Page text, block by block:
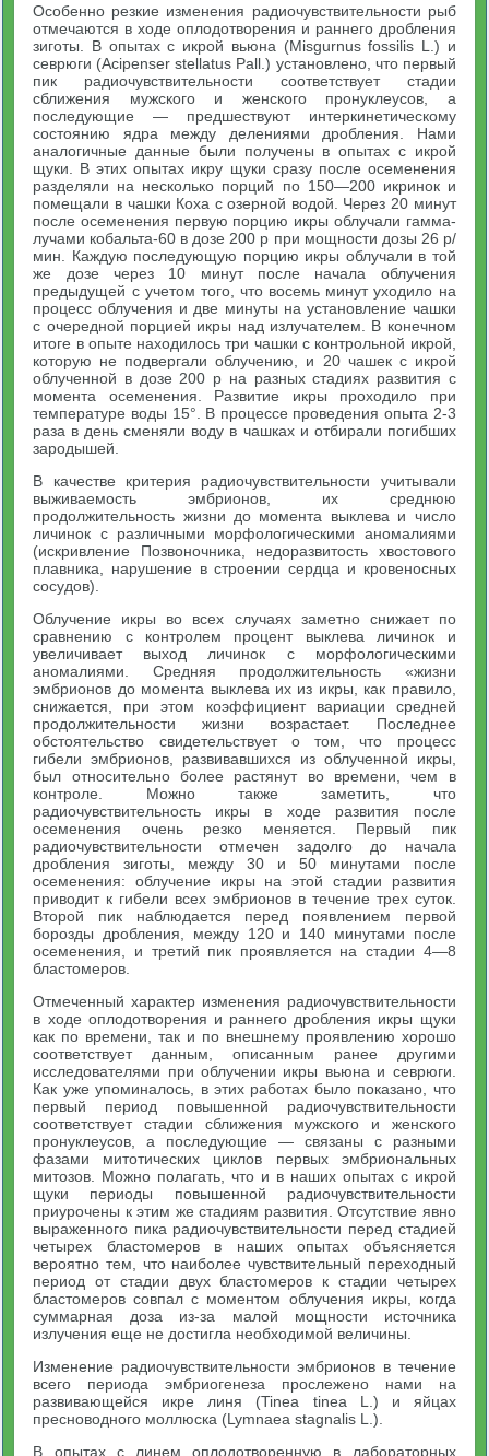
Особенно резкие изменения радиочувствительности рыб
отмечаются в ходе оплодотворения и раннего дробления
зиготы. В опытах с икрой вьюна (Misgurnus fossilis L.) и
севрюги (Acipenser stellatus Pall.) установлено, что первый
пик радиочувствительности соответствует стадии
сближения мужского и женского пронуклеусов, а
последующие — предшествуют интеркинетическому
состоянию ядра между делениями дробления. Нами
аналогичные данные были получены в опытах с икрой
щуки. В этих опытах икру щуки сразу после осеменения
разделяли на несколько порций по 150—200 икринок и
помещали в чашки Коха с озерной водой. Через 20 минут
после осеменения первую порцию икры облучали гамма-
лучами кобальта-60 в дозе 200 р при мощности дозы 26 р/
мин. Каждую последующую порцию икры облучали в той
же дозе через 10 минут после начала облучения
предыдущей с учетом того, что восемь минут уходило на
процесс облучения и две минуты на установление чашки
с очередной порцией икры над излучателем. В конечном
итоге в опыте находилось три чашки с контрольной икрой,
которую не подвергали облучению, и 20 чашек с икрой
облученной в дозе 200 р на разных стадиях развития с
момента осеменения. Развитие икры проходило при
температуре воды 15°. В процессе проведения опыта 2-3
раза в день сменяли воду в чашках и отбирали погибших
зародышей.
В качестве критерия радиочувствительности учитывали
выживаемость эмбрионов, их среднюю
продолжительность жизни до момента выклева и число
личинок с различными морфологическими аномалиями
(искривление Позвоночника, недоразвитость хвостового
плавника, нарушение в строении сердца и кровеносных
сосудов).
Облучение икры во всех случаях заметно снижает по
сравнению с контролем процент выклева личинок и
увеличивает выход личинок с морфологическими
аномалиями. Средняя продолжительность «жизни
эмбрионов до момента выклева их из икры, как правило,
снижается, при этом коэффициент вариации средней
продолжительности жизни возрастает. Последнее
обстоятельство свидетельствует о том, что процесс
гибели эмбрионов, развивавшихся из облученной икры,
был относительно более растянут во времени, чем в
контроле. Можно также заметить, что
радиочувствительность икры в ходе развития после
осеменения очень резко меняется. Первый пик
радиочувствительности отмечен задолго до начала
дробления зиготы, между 30 и 50 минутами после
осеменения: облучение икры на этой стадии развития
приводит к гибели всех эмбрионов в течение трех суток.
Второй пик наблюдается перед появлением первой
борозды дробления, между 120 и 140 минутами после
осеменения, и третий пик проявляется на стадии 4—8
бластомеров.
Отмеченный характер изменения радиочувствительности
в ходе оплодотворения и раннего дробления икры щуки
как по времени, так и по внешнему проявлению хорошо
соответствует данным, описанным ранее другими
исследователями при облучении икры вьюна и севрюги.
Как уже упоминалось, в этих работах было показано, что
первый период повышенной радиочувствительности
соответствует стадии сближения мужского и женского
пронуклеусов, а последующие — связаны с разными
фазами митотических циклов первых эмбриональных
митозов. Можно полагать, что и в наших опытах с икрой
щуки периоды повышенной радиочувствительности
приурочены к этим же стадиям развития. Отсутствие явно
выраженного пика радиочувствительности перед стадией
четырех бластомеров в наших опытах объясняется
вероятно тем, что наиболее чувствительный переходный
период от стадии двух бластомеров к стадии четырех
бластомеров совпал с моментом облучения икры, когда
суммарная доза из-за малой мощности источника
излучения еще не достигла необходимой величины.
Изменение радиочувствительности эмбрионов в течение
всего периода эмбриогенеза прослежено нами на
развивающейся икре линя (Tinea tinea L.) и яйцах
пресноводного моллюска (Lymnaea stagnalis L.).
В опытах с линем оплодотворенную в лабораторных